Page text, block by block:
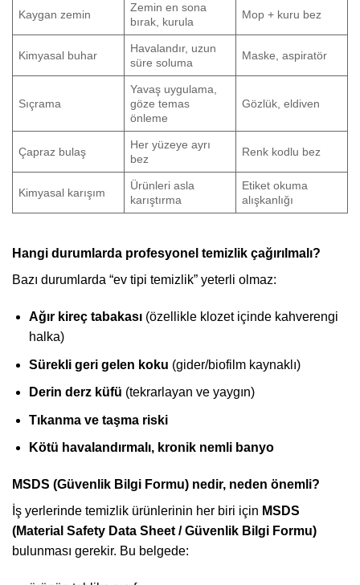
Kaygan zemin
Zemin en sona
bırak, kurula
Mop + kuru bez
Kimyasal buhar
Havalandır, uzun
süre soluma
Maske, aspiratör
Sıçrama
Yavaş uygulama,
göze temas
önleme
Gözlük, eldiven
Çapraz bulaş
Her yüzeye ayrı
bez
Renk kodlu bez
Kimyasal karışım
Ürünleri asla
karıştırma
Etiket okuma
alışkanlığı
Hangi durumlarda profesyonel temizlik çağırılmalı?
Bazı durumlarda “ev tipi temizlik” yeterli olmaz:
Ağır kireç tabakası(özellikle klozet içinde kahverengi
halka)
Sürekli geri gelen koku (gider/biofilm kaynaklı)
Derin derz küfü (tekrarlayan ve yaygın)
Tıkanma ve taşma riski
Kötü havalandırmalı, kronik nemli banyo
MSDS (Güvenlik Bilgi Formu) nedir, neden önemli?
İş yerlerinde temizlik ürünlerinin her biri için MSDS
(Material Safety Data Sheet / Güvenlik Bilgi Formu)
bulunması gerekir. Bu belgede: